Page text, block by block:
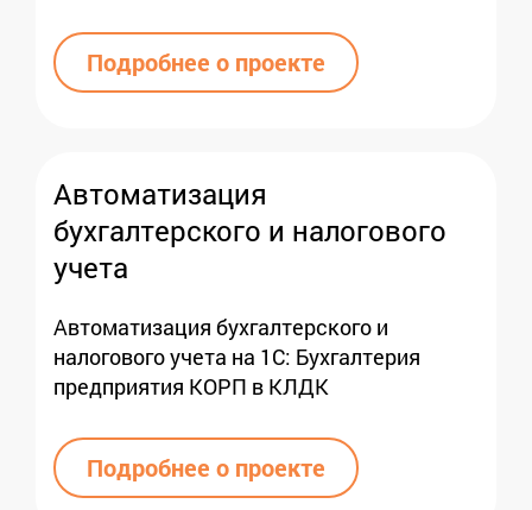
Подробнее о проекте
Автоматизация
бухгалтерского и налогового
учета
Автоматизация бухгалтерского и
налогового учета на 1С: Бухгалтерия
предприятия КОРП в КЛДК
Подробнее о проекте